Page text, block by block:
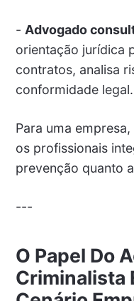
- Advogado
orientação jurídica
contratos, analisa
conformidade legal.
Para uma
os profissionais
prevenção quanto
---
O Papel Do
Criminalista